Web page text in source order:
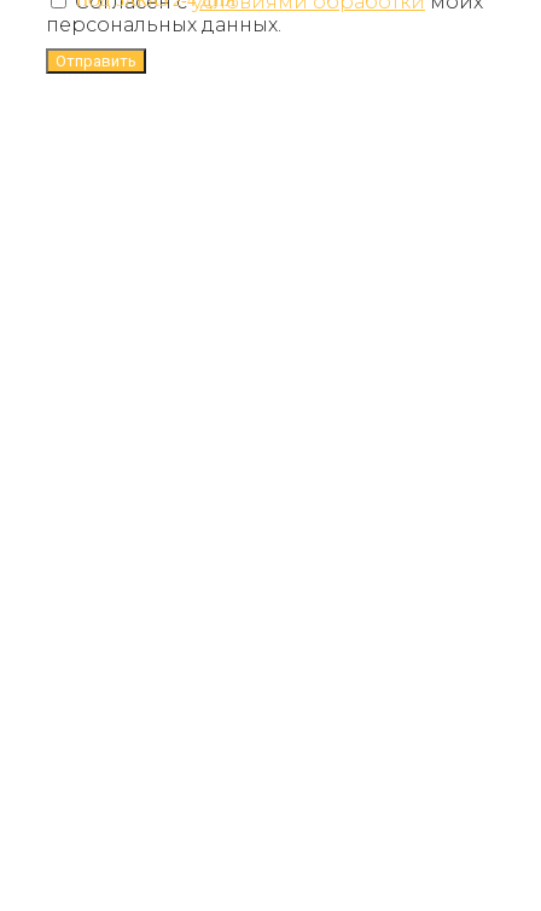
персональных данных.
Отправить